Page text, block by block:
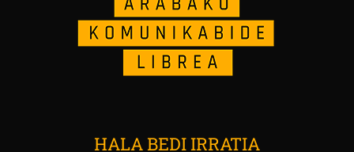
HALA BEDI IRRATIA